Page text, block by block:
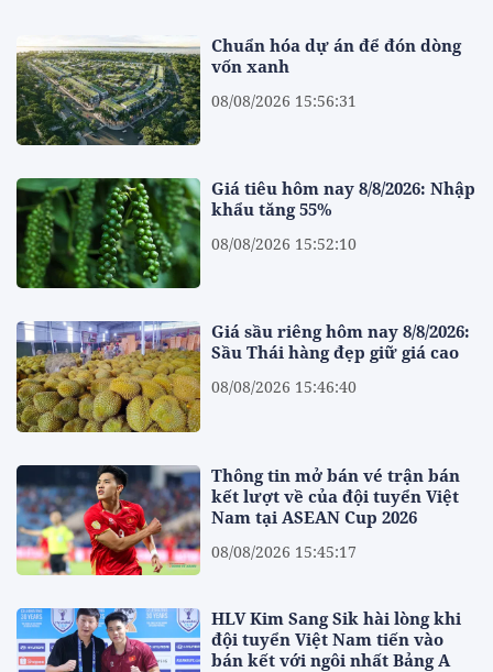
Chuẩn hóa dự án để đón dòng
vốn xanh
08/08/2026 15:56:31
Giá tiêu hôm nay 8/8/2026: Nhập
khẩu tăng 55%
08/08/2026 15:52:10
Giá sầu riêng hôm nay 8/8/2026:
Sầu Thái hàng đẹp giữ giá cao
08/08/2026 15:46:40
Thông tin mở bán vé trận bán
kết lượt về của đội tuyển Việt
Nam tại ASEAN Cup 2026
08/08/2026 15:45:17
HLV Kim Sang Sik hài lòng khi
đội tuyển Việt Nam tiến vào
bán kết với ngôi nhất Bảng A